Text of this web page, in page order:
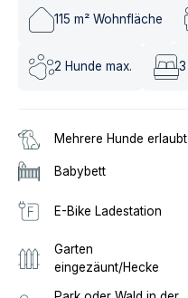
115 m² Wohnfläche
2 Hunde max. 3
Mehrere Hunde erlaubt
Babybett
E-Bike Ladestation
Garten
eingezäunt/Hecke